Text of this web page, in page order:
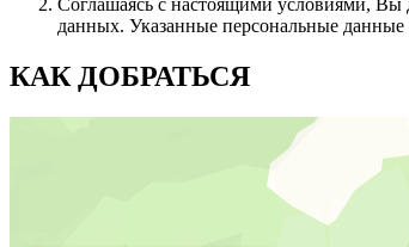
данных. Указанные персональные
КАК ДОБРАТЬСЯ